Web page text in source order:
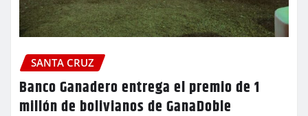
SANTA CRUZ
Banco Ganadero entrega el premio de 1
millón de bolivianos de GanaDoble